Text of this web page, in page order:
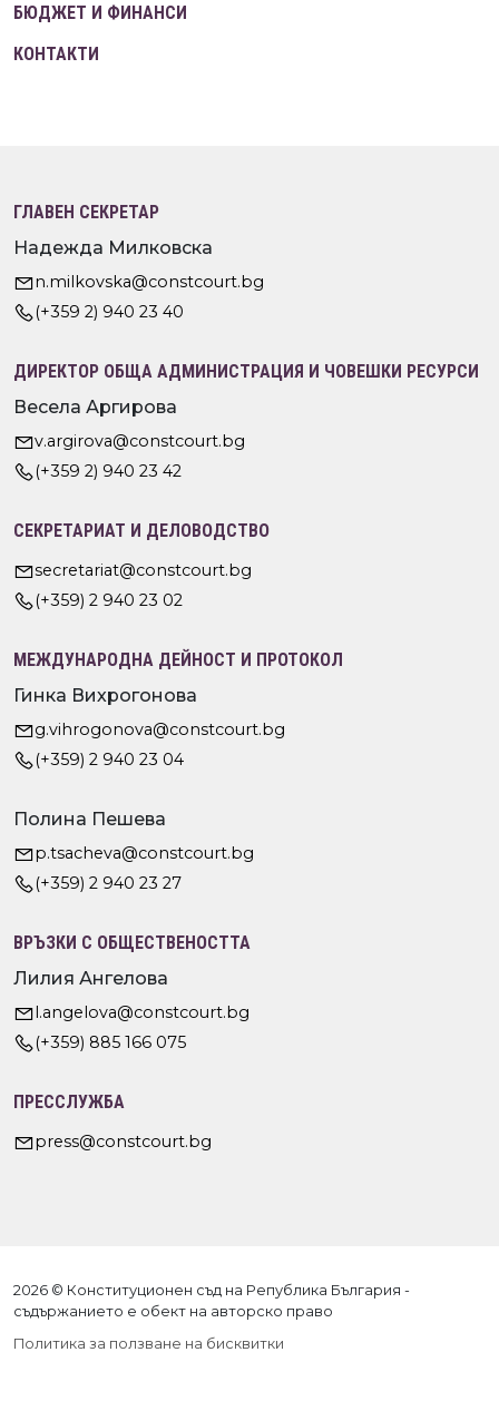
БЮДЖЕТ И ФИНАНСИ
КОНТАКТИ
ГЛАВЕН СЕКРЕТАР
Надежда Милковска
n.milkovska@constcourt.bg
(+359 2) 940 23 40
ДИРЕКТОР ОБЩА АДМИНИСТРАЦИЯ И ЧОВЕШКИ РЕСУРСИ
Весела Аргирова
v.argirova@constcourt.bg
(+359 2) 940 23 42
СЕКРЕТАРИАТ И ДЕЛОВОДСТВО
secretariat@constcourt.bg
(+359) 2 940 23 02
МЕЖДУНАРОДНА ДЕЙНОСТ И ПРОТОКОЛ
Гинка Вихрогонова
g.vihrogonova@constcourt.bg
(+359) 2 940 23 04
Полина Пешева
p.tsacheva@constcourt.bg
(+359) 2 940 23 27
ВРЪЗКИ С ОБЩЕСТВЕНОСТТА
Лилия Ангелова
l.angelova@constcourt.bg
(+359) 885 166 075
ПРЕССЛУЖБА
press@constcourt.bg
2026 © Конституционен съд на Република България -
съдържанието е обект на авторско право
Политика за ползване на бисквитки